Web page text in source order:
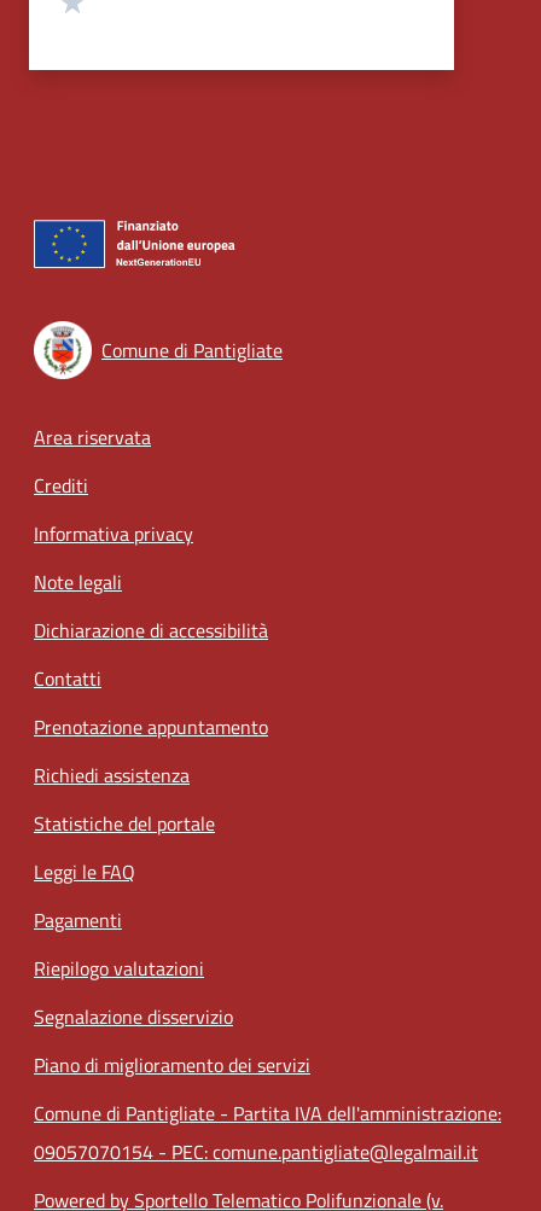
Comune di Pantigliate
Footer menu
Area riservata
Crediti
Informativa privacy
Note legali
Dichiarazione di accessibilità
Contatti
Prenotazione appuntamento
Richiedi assistenza
Statistiche del portale
Leggi le FAQ
Pagamenti
Riepilogo valutazioni
Segnalazione disservizio
Piano di miglioramento dei servizi
Comune di Pantigliate - Partita IVA dell'amministrazione:
09057070154 - PEC: comune.pantigliate@legalmail.it
Powered by Sportello Telematico Polifunzionale (v.